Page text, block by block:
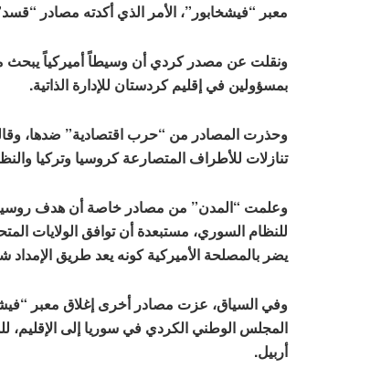
معبر “فيشخابور”، الأمر الذي أكدته مصادر
ونقلت عن مصدر كردي أن وسيطاً أميركياً يبحث
بمسؤولين في إقليم كردستان للإدارة الذاتية.
وحذرت المصادر من “حرب اقتصادية” ضدها،
تنازلات للأطراف المتصارعة كروسيا وتركيا
وعلمت “المدن” من مصادر خاصة أن هدف روسيا
للنظام السوري، مستبعدة أن توافق الولايات
يضر بالمصلحة الأميركية كونه يعد طريق الإمداد
وفي السياق، عزت مصادر أخرى إغلاق معبر
المجلس الوطني الكردي في سوريا إلى
أربيل.